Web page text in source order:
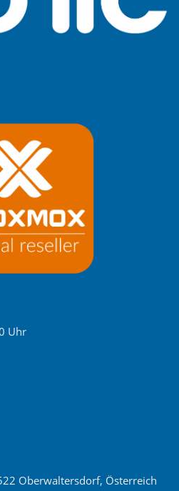
Uhr
Oberwaltersdorf, Österreich